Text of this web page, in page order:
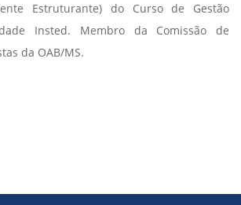
Estruturante) do Curso de Gestão
Insted. Membro da Comissão de
da OAB/MS.